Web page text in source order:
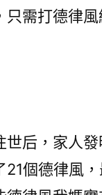
只需打德律
世后，家人
21個德律風